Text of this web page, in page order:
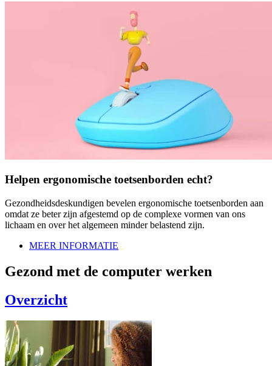
Helpen ergonomische toetsenborden echt?
Gezondheidsdeskundigen bevelen ergonomische toetsenborden aan
omdat ze beter zijn afgestemd op de complexe vormen van ons
lichaam en over het algemeen minder belastend zijn.
MEER INFORMATIE
Gezond met de computer werken
Overzicht